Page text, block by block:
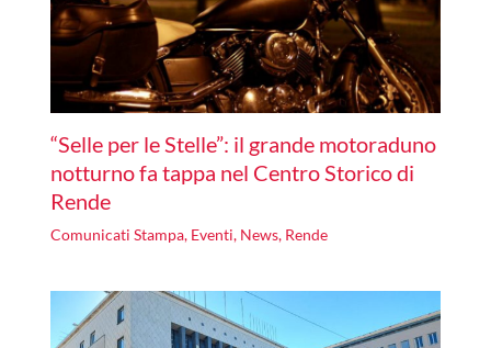
“Selle per le Stelle”: il grande motoraduno
notturno fa tappa nel Centro Storico di
Rende
Comunicati Stampa, Eventi, News, Rende